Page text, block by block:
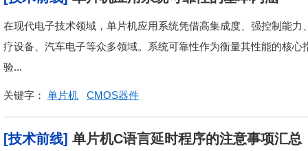
在现代电子技术领域，单片机应用系统凭借高集成度、强控制能
疗设备、汽车电子等众多领域。系统可靠性作为衡量其性能的核
验...
关键字： 单片机 CMOS器件
[技术前线] 单片机C语言延时程序的注意事项汇总